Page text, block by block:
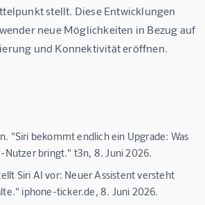
stellt. Diese Entwicklungen
neue Möglichkeiten in Bezug auf
und Konnektivität eröffnen.
"Siri bekommt endlich ein Upgrade: Was
Nutzer bringt." t3n, 8. Juni 2026.
Siri AI vor: Neuer Assistent versteht
iphone-ticker.de, 8. Juni 2026.